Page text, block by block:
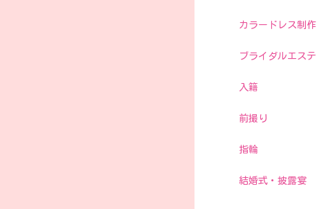
カラードレス制作
ブライダルエステ
入籍
前撮り
指輪
結婚式・披露宴